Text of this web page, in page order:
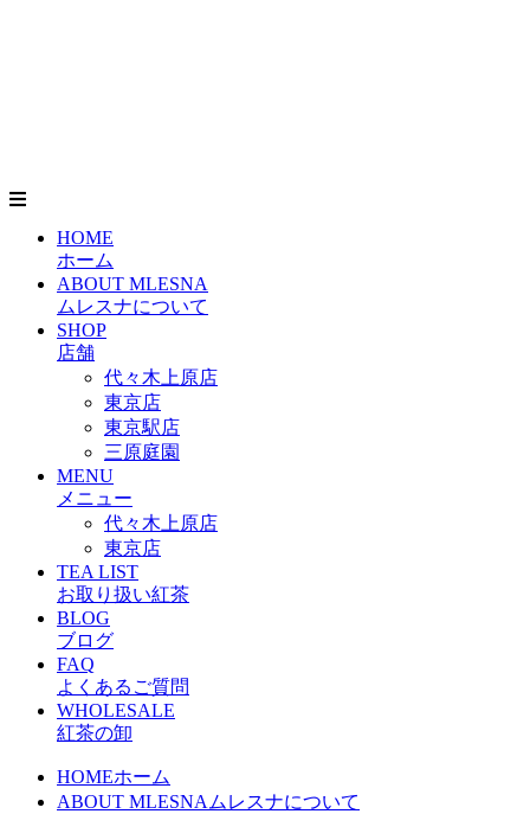
HOME
ホーム
ABOUT MLESNA
ムレスナについて
SHOP
店舗
代々木上原店
東京店
東京駅店
三原庭園
MENU
メニュー
代々木上原店
東京店
TEA LIST
お取り扱い紅茶
BLOG
ブログ
FAQ
よくあるご質問
WHOLESALE
紅茶の卸
HOMEホーム
ABOUT MLESNAムレスナについて